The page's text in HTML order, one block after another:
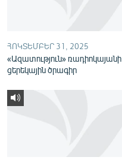
ՀԵՏԵՎԵՔ ՄԵԶ
ՀՈԿՏԵՄԲԵՐ 31, 2025
«Ազատություն» ռադիոկայանի
ցերեկային ծրագիր